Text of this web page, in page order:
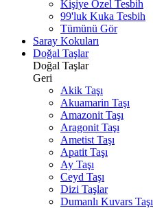
Kişiye Özel Tesbih
99'luk Kuka Tesbih
Tümünü Gör
Saray Kokuları
Doğal Taşlar
Doğal Taşlar
Geri
Akik Taşı
Akuamarin Taşı
Amazonit Taşı
Aragonit Taşı
Ametist Taşı
Apatit Taşı
Ay Taşı
Ceyd Taşı
Dizi Taşlar
Dumanlı Kuvars Taşı